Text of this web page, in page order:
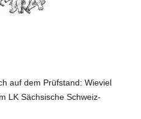
auf dem Prüfstand: Wieviel
LK Sächsische Schweiz-